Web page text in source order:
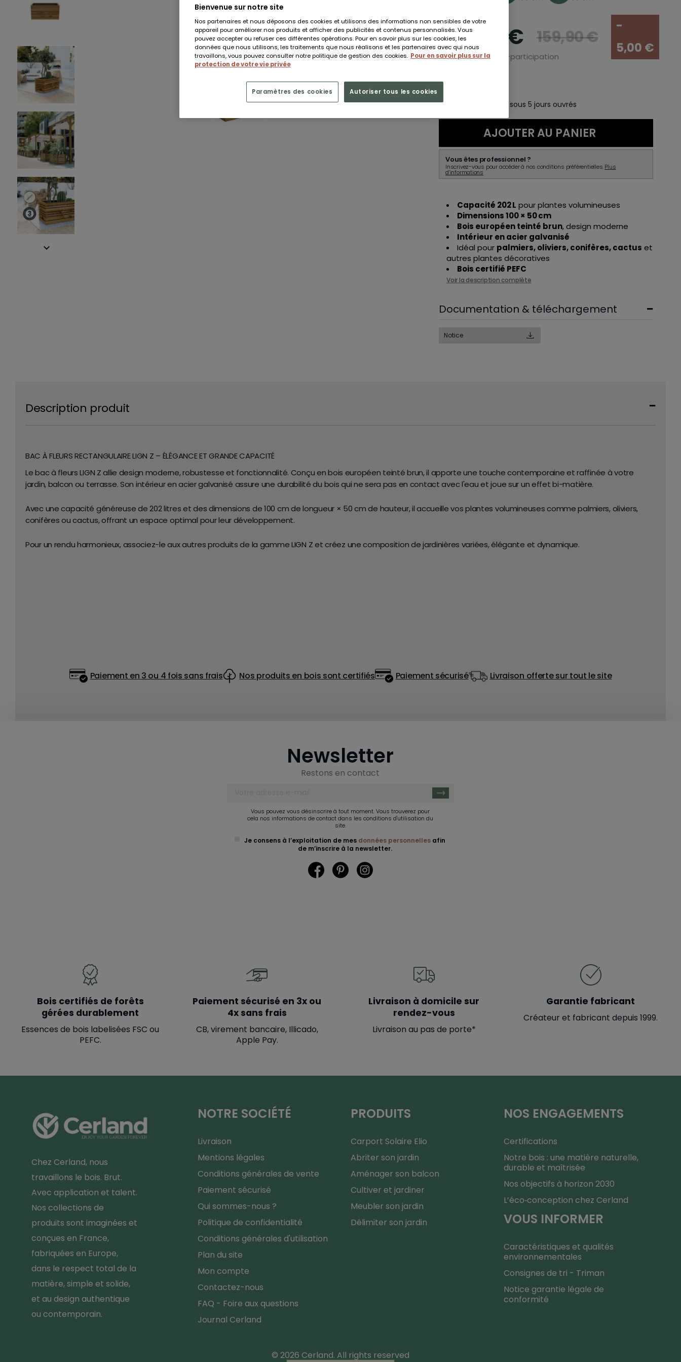

-
5,00 €
159,90 €
154,90 €
Dont 0,47 € d'éco-participation
Livraison à domicile sous 5 jours ouvrés
AJOUTER AU PANIER
Vous êtes professionnel ?
Inscrivez-vous pour accéder à nos conditions préférentielles.Plus
d’informations
Capacité 202 L pour plantes volumineuses
Dimensions 100 × 50 cm
Bois européen teinté brun, design moderne
Intérieur en acier galvanisé
Idéal pour palmiers, oliviers, conifères, cactus et
autres plantes décoratives
Bois certifié PEFC
Voir la description complète
Documentation & téléchargement
Notice
Description produit
BAC À FLEURS RECTANGULAIRE LIGN Z – ÉLÉGANCE ET GRANDE CAPACITÉ
Lebac à fleurs LIGN Zallie design moderne, robustesse et fonctionnalité. Conçu enbois européen teinté brun, il apporte une touche contemporaine et raffinée à votre
jardin, balcon ou terrasse. Son intérieur en acier galvanisé assure une durabilité du bois qui ne sera pas en contact avec l'eau et joue sur un effetbi-matière.
Avec unecapacité généreuse de 202 litreset des dimensions de100 cm de longueur × 50 cm de hauteur, il accueillevos plantes volumineusescomme palmiers, oliviers,
conifères ou cactus, offrant un espace optimal pour leur développement.
Pour un rendu harmonieux, associez-le aux autres produits de la gamme LIGN Zet créez une composition de jardinières variées, élégante et dynamique.
Paiement en 3 ou 4 fois sans frais Nos produits en bois sont certifiés Paiement sécurisé Livraison offerte sur tout le site
Newsletter
Restons en contact
Vous pouvez vous désinscrire à tout moment. Vous trouverez pour
cela nos informations de contact dans les conditions d'utilisation du
site.
Je consens à l’exploitation de mes données personnelles afin
de m’inscrire à la newsletter.
FacebookPinterest
Bois certifiés de forêts
gérées durablement
Essences de bois labelisées FSC ou
PEFC.
Paiement sécurisé en 3x ou
4x sans frais
CB, virement bancaire, Illicado,
Apple Pay.
Livraison à domicile sur
rendez-vous
Livraison au pas de porte*
Garantie fabricant
Créateur et fabricant depuis 1999.
Chez Cerland, nous
travaillons le bois. Brut.
Avec application et talent.
Nos collections de
produits sont imaginées et
conçues en France,
fabriquées en Europe,
dans le respect total de la
matière, simple et solide,
et au design authentique
ou contemporain.
NOTRE SOCIÉTÉ
Livraison
Mentions légales
Conditions générales de vente
Paiement sécurisé
Qui sommes-nous ?
Politique de confidentialité
Conditions générales d'utilisation
Plan du site
Mon compte
Contactez-nous
FAQ - Foire aux questions
Journal Cerland
PRODUITS
Carport Solaire Elio
Abriter son jardin
Aménager son balcon
Cultiver et jardiner
Meubler son jardin
Délimiter son jardin
NOS ENGAGEMENTS
Certifications
Notre bois : une matière naturelle,
durable et maîtrisée
Nos objectifs à horizon 2030
L’éco‑conception chez Cerland
VOUS INFORMER
Caractéristiques et qualités
environnementales
Consignes de tri - Triman
Notice garantie légale de
conformité
© 2026 Cerland. All rights reserved
Bienvenue sur notre site
Nos partenaires et nous déposons des cookies et utilisons des informations non sensibles de votre
appareil pour améliorer nos produits et afficher des publicités et contenus personnalisés. Vous
pouvez accepter ou refuser ces différentes opérations. Pour en savoir plus sur les cookies, les
données que nous utilisons, les traitements que nous réalisons et les partenaires avec qui nous
travaillons, vous pouvez consulter notre politique de gestion des cookies. Pour en savoir plus sur la
protection de votre vie privée
Autoriser tous les cookies
Paramètres des cookies